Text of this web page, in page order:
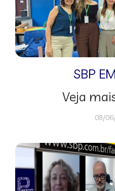
SBP
Veja
08/